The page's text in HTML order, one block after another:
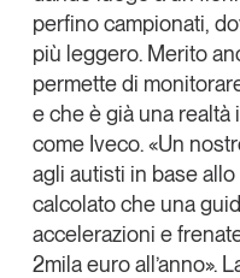
Tutti gli appuntamenti
Chi siamo
Contatti
Tendenze
La nostra newsletter
perfino campionati,
più leggero. Merito
permette di
e che è già una realtà
come Iveco. «Un
agli autisti in base
calcolato che una
accelerazioni e
2mila euro all’anno».